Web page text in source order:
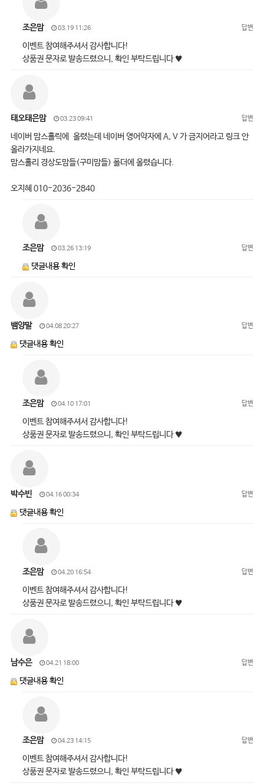
조은맘 03.19 11:26 답변
이벤트 참여해주셔서 감사합니다!
상품권 문자로 발송드렸으니, 확인 부탁드립니다 ♥
태오태은맘 03.23 09:41 답변
네이버 맘스홀릭에 올렸는데 네이버 영어약자에 A, V 가 금지어라고 링크 안
올라가지네요.
맘스홀리 경상도맘들(구미맘들) 폴더에 올렸습니다.
오지혜 010-2036-2840
조은맘 03.26 13:19 답변
댓글내용 확인
뱀양말 04.08 20:27 답변
댓글내용 확인
조은맘 04.10 17:01 답변
이벤트 참여해주셔서 감사합니다!
상품권 문자로 발송드렸으니, 확인 부탁드립니다 ♥
박수빈 04.16 00:34 답변
댓글내용 확인
조은맘 04.20 16:54 답변
이벤트 참여해주셔서 감사합니다!
상품권 문자로 발송드렸으니, 확인 부탁드립니다 ♥
남수은 04.21 18:00 답변
댓글내용 확인
조은맘 04.23 14:15 답변
이벤트 참여해주셔서 감사합니다!
상품권 문자로 발송드렸으니, 확인 부탁드립니다 ♥